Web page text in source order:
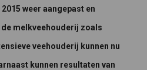
weer aangepast en
melkveehouderij zoals
veehouderij kunnen nu
kunnen resultaten van